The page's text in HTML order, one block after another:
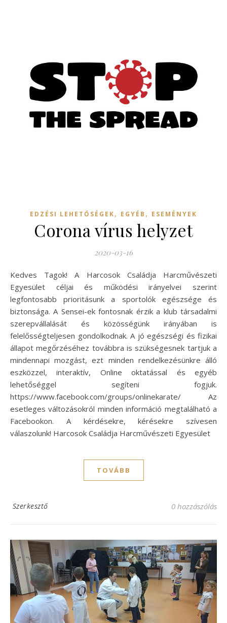
EDZÉSI LEHETŐSÉGEK, EGYÉB , ESEMÉNYEK
Corona vírus helyzet
2020-03-16
Kedves Tagok! A Harcosok Családja Harcművészeti
Egyesület céljai és működési irányelvei szerint
legfontosabb prioritásunk a sportolók egészsége és
biztonsága. A Sensei-ek fontosnak érzik a klub társadalmi
szerepvállalását és közösségünk irányában is
felelősségteljesen gondolkodnak. A jó egészségi és fizikai
állapot megőrzéséhez továbbra is szükségesnek tartjuk a
mindennapi mozgást, ezt minden rendelkezésünkre álló
eszközzel, interaktív, Online oktatással és egyéb
lehetőséggel segíteni fogjuk.
https://www.facebook.com/groups/onlinekarate/ Az
esetleges változásokról minden információ megtalálható a
Facebookon. A kérdésekre, kérésekre szívesen
válaszolunk! Harcosok Családja Harcművészeti Egyesület
TOVÁBB
Szerkesztő 0 hozzászólás